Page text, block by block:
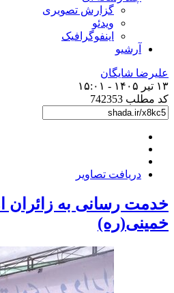
گزارش تصویری
ویدئو
اینفوگرافیک
آرشیو
علیرضا شایگان
۱۳ تیر ۱۴۰۵ - ۱۵:۰۱
کد مطلب 742353
دریافت تصاویر
خدمت رسانی به زائران
خمینی(ره)